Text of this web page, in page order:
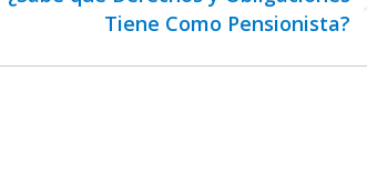
Tiene Como Pensionista?